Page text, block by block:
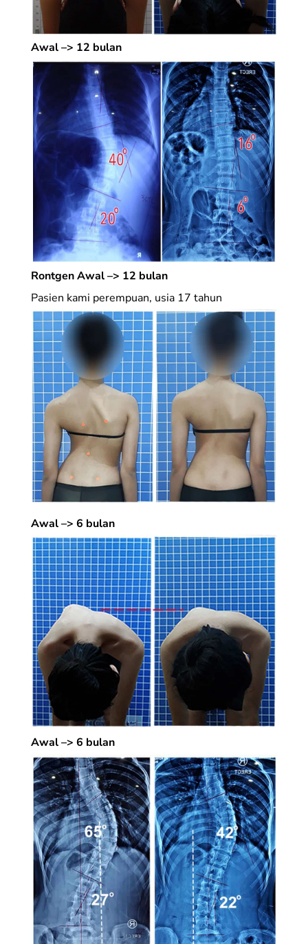
Awal –> 12 bulan
Rontgen Awal –> 12 bulan
Pasien kami perempuan, usia 17 tahun
Awal –> 6 bulan
Awal –> 6 bulan